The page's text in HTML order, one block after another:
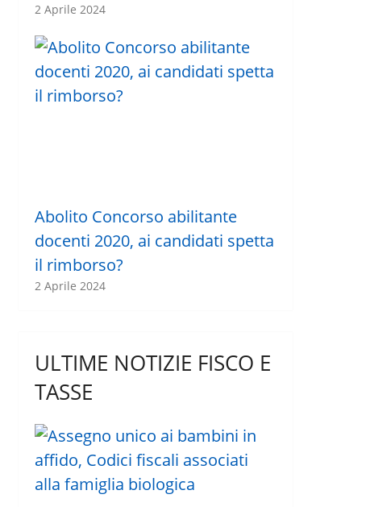
2 Aprile 2024
Abolito Concorso abilitante
docenti 2020, ai candidati spetta
il rimborso?
2 Aprile 2024
ULTIME NOTIZIE FISCO E
TASSE